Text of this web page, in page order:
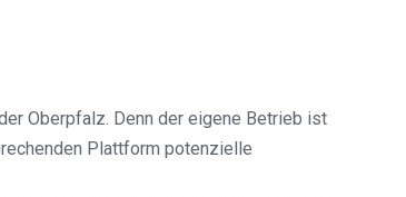
Oberpfalz. Denn der eigene Betrieb ist
Plattform potenzielle